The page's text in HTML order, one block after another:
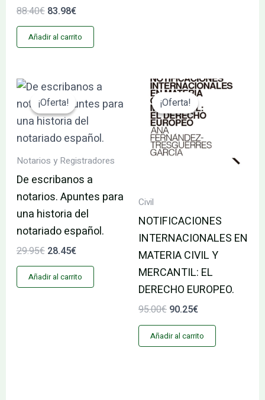
88.40€ 83.98€
Añadir al carrito
¡Oferta!
¡Oferta!
Notarios y Registradores
De escribanos a
notarios. Apuntes para
una historia del
notariado español.
29.95€
El
precio
original
era:
29.95€.
28.45€
El
actual
es:
28.45€.
Añadir al carrito
¡Oferta!
¡Oferta!
Civil
NOTIFICACIONES
INTERNACIONALES EN
MATERIA CIVIL Y
MERCANTIL: EL
DERECHO EUROPEO.
95.00€
El
precio
original
era:
95.00€.
90.25€
El
precio
actual
es:
90.25€.
Añadir al carrito